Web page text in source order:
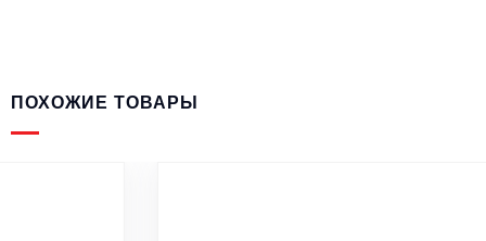
ПОХОЖИЕ ТОВАРЫ